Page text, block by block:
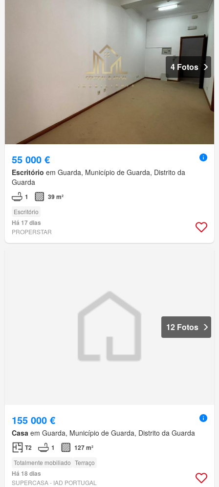
4 Fotos
55 000 €
Escritório em Guarda, Município de Guarda, Distrito da
Guarda
1 39 m²
Escritório
Há 17 dias
PROPERSTAR
12 Fotos
155 000 €
Casa em Guarda, Município de Guarda, Distrito da Guarda
T2 1 127 m²
Totalmente mobiliado Terraço
Há 18 dias
SUPERCASA - IAD PORTUGAL